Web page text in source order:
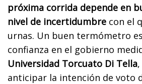
próxima corrida depende en
nivel de incertidumbre con el
urnas. Un buen termómetro
confianza en el gobierno
Universidad Torcuato Di Tella
anticipar la intención de voto